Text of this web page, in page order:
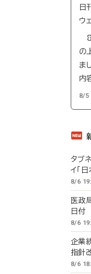
日
ウ
8
の
ま
内
8/5
タブ
イ「
8/6
医政
日付
8/6
企業
指針
8/6